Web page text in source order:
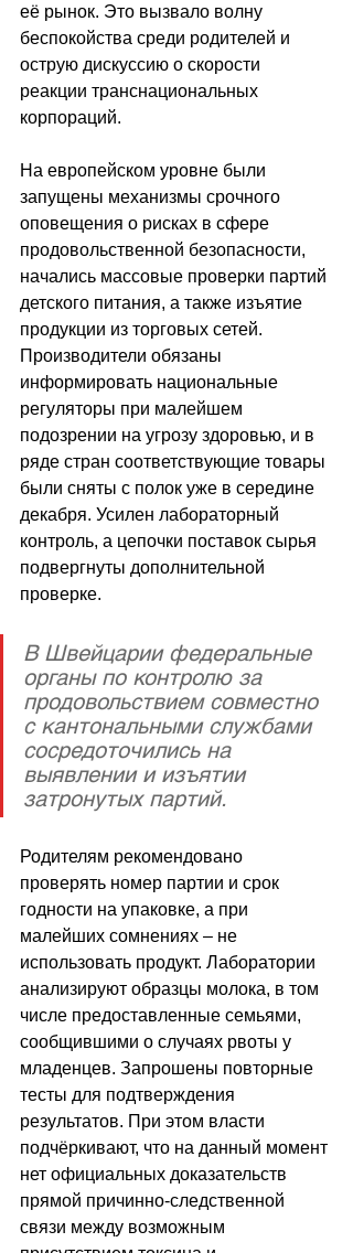
её рынок. Это вызвало волну
беспокойства среди родителей и
острую дискуссию о скорости
реакции транснациональных
корпораций.
На европейском уровне были
запущены механизмы срочного
оповещения о рисках в сфере
продовольственной безопасности,
начались массовые проверки партий
детского питания, а также изъятие
продукции из торговых сетей.
Производители обязаны
информировать национальные
регуляторы при малейшем
подозрении на угрозу здоровью, и в
ряде стран соответствующие товары
были сняты с полок уже в середине
декабря. Усилен лабораторный
контроль, а цепочки поставок сырья
подвергнуты дополнительной
проверке.
В Швейцарии федеральные
органы по контролю за
продовольствием совместно
с кантональными службами
сосредоточились на
выявлении и изъятии
затронутых партий.
Родителям рекомендовано
проверять номер партии и срок
годности на упаковке, а при
малейших сомнениях – не
использовать продукт. Лаборатории
анализируют образцы молока, в том
числе предоставленные семьями,
сообщившими о случаях рвоты у
младенцев. Запрошены повторные
тесты для подтверждения
результатов. При этом власти
подчёркивают, что на данный момент
нет официальных доказательств
прямой причинно-следственной
связи между возможным